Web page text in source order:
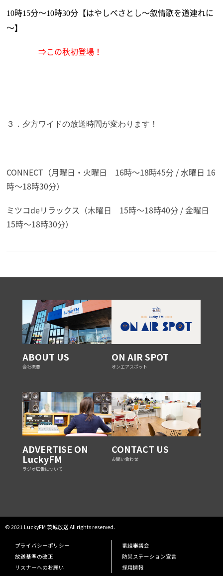
10時15分～10時30分【はやしべさとし～叙情歌を道連れに
～】
⇒この秋初登場！
３．夕方ワイドの放送時間が変わります！
CONNECT（月曜日・火曜日 16時～18時45分 / 水曜日 16
時～18時30分）
ミツコdeリラックス（木曜日 15時～18時40分 / 金曜日
15時～18時30分）
ABOUT US
会社概要
ON AIR SPOT
オンエアスポット
ADVERTISE ON
LuckyFM
ラジオ広告について
CONTACT US
お問い合わせ
© 2021 LuckyFM 茨城放送 All rights reserved.
プライバシーポリシー
番組審議会
放送基準の改正
防災ステーション宣言
リスナーへのお願い
採用情報